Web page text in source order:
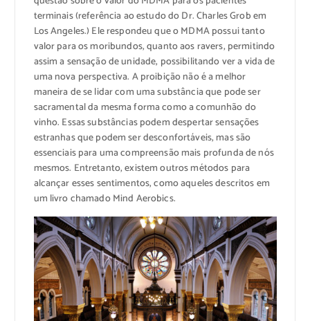
terminais (referência ao estudo do Dr. Charles Grob em
Los Angeles.) Ele respondeu que o MDMA possui tanto
valor para os moribundos, quanto aos ravers, permitindo
assim a sensação de unidade, possibilitando ver a vida de
uma nova perspectiva. A proibição não é a melhor
maneira de se lidar com uma substância que pode ser
sacramental da mesma forma como a comunhão do
vinho. Essas substâncias podem despertar sensações
estranhas que podem ser desconfortáveis, mas são
essenciais para uma compreensão mais profunda de nós
mesmos. Entretanto, existem outros métodos para
alcançar esses sentimentos, como aqueles descritos em
um livro chamado Mind Aerobics.